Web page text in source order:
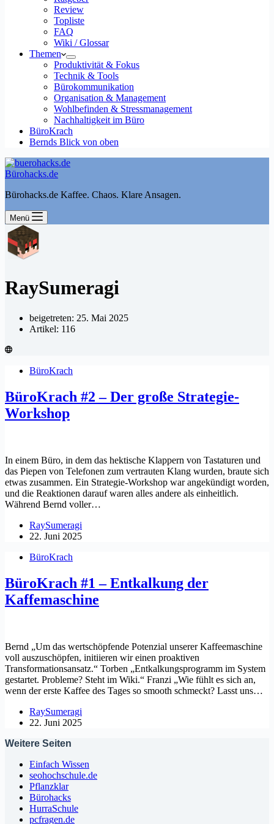
Review
Topliste
FAQ
Wiki / Glossar
Themen
Produktivität & Fokus
Technik & Tools
Bürokommunikation
Organisation & Management
Wohlbefinden & Stressmanagement
Nachhaltigkeit im Büro
BüroKrach
Bernds Blick von oben
Bürohacks.de
Bürohacks.de Kaffee. Chaos. Klare Ansagen.
Menü
RaySumeragi
beigetreten: 25. Mai 2025
Artikel: 116
BüroKrach
BüroKrach #2 – Der große Strategie-
Workshop
In einem Büro, in dem das hektische Klappern von Tastaturen und
das Piepen von Telefonen zum vertrauten Klang wurden, braute sich
etwas zusammen. Ein Strategie-Workshop war angekündigt worden,
und die Reaktionen darauf waren alles andere als einheitlich.
Während Bernd voller…
RaySumeragi
22. Juni 2025
BüroKrach
BüroKrach #1 – Entkalkung der
Kaffemaschine
Bernd „Um das wertschöpfende Potenzial unserer Kaffeemaschine
voll auszuschöpfen, initiieren wir einen proaktiven
Transformationsansatz.“ Torben „Entkalkungsprogramm im System
gestartet. Probleme? Steht im Wiki.“ Franzi „Wie fühlt es sich an,
wenn der erste Kaffee des Tages so smooth schmeckt? Lasst uns…
RaySumeragi
22. Juni 2025
Weitere Seiten
Einfach Wissen
seohochschule.de
Pflanzklar
Bürohacks
HurraSchule
pcfragen.de